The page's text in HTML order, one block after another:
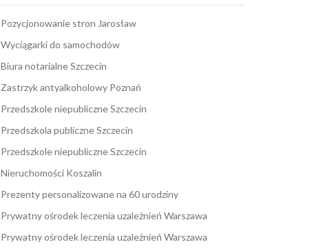
Pozycjonowanie stron Jarosław
Wyciągarki do samochodów
Biura notarialne Szczecin
Zastrzyk antyalkoholowy Poznań
Przedszkole niepubliczne Szczecin
Przedszkola publiczne Szczecin
Przedszkole niepubliczne Szczecin
Nieruchomości Koszalin
Prezenty personalizowane na 60 urodziny
Prywatny ośrodek leczenia uzależnień Warszawa
Prywatny ośrodek leczenia uzależnień Warszawa